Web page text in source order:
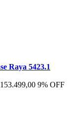
Raya 5423.1
9% OFF